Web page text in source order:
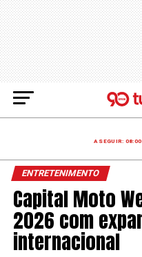
A SEGUIR:
ENTRETENIMENTO
Capital Moto
2026 com
internacional